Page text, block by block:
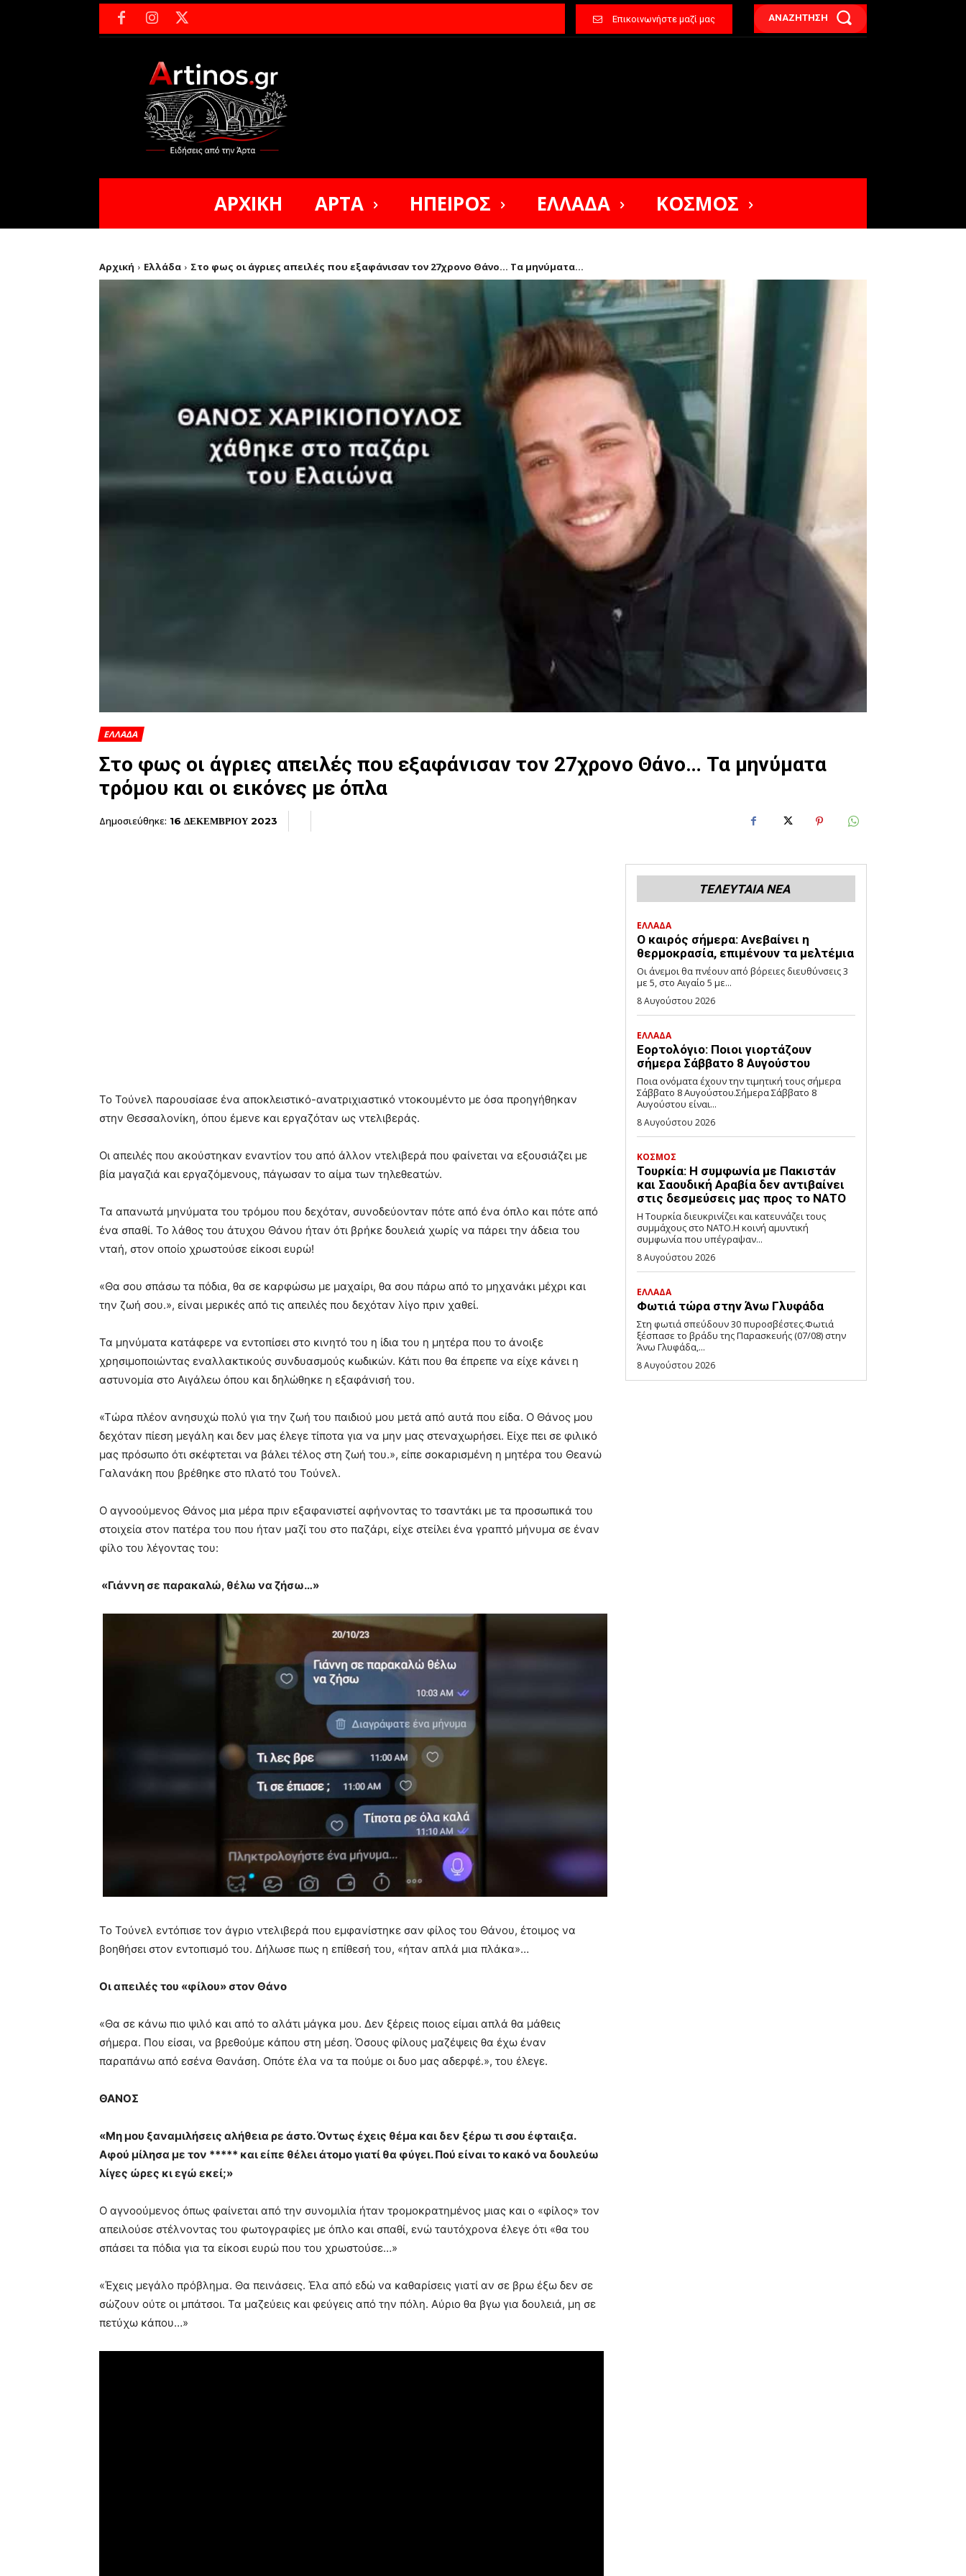
Επικοινωνήστε μαζί μας ΑΝΑΖΗΤΗΣΗ
ΑΡΧΙΚΗ ΑΡΤΑ ΗΠΕΙΡΟΣ ΕΛΛΑΔΑ ΚΟΣΜΟΣ
Αρχική Ελλάδα Στο φως οι άγριες απειλές που εξαφάνισαν τον 27χρονο Θάνο… Τα μηνύματα...
ΕΛΛΑΔΑ
Στο φως οι άγριες απειλές που εξαφάνισαν τον 27χρονο Θάνο… Τα μηνύματα
τρόμου και οι εικόνες με όπλα
Δημοσιεύθηκε: 16 ΔΕΚΕΜΒΡΙΟΥ 2023
Το Τούνελ παρουσίασε ένα αποκλειστικό-ανατριχιαστικό ντοκουμέντο με όσα προηγήθηκαν
στην Θεσσαλονίκη, όπου έμενε και εργαζόταν ως ντελιβεράς.
Οι απειλές που ακούστηκαν εναντίον του από άλλον ντελιβερά που φαίνεται να εξουσιάζει με
βία μαγαζιά και εργαζόμενους, πάγωσαν το αίμα των τηλεθεατών.
Τα απανωτά μηνύματα του τρόμου που δεχόταν, συνοδεύονταν πότε από ένα όπλο και πότε από
ένα σπαθί. Το λάθος του άτυχου Θάνου ήταν ότι βρήκε δουλειά χωρίς να πάρει την άδεια του
νταή, στον οποίο χρωστούσε είκοσι ευρώ!
«Θα σου σπάσω τα πόδια, θα σε καρφώσω με μαχαίρι, θα σου πάρω από το μηχανάκι μέχρι και
την ζωή σου.», είναι μερικές από τις απειλές που δεχόταν λίγο πριν χαθεί.
Τα μηνύματα κατάφερε να εντοπίσει στο κινητό του η ίδια του η μητέρα που το άνοιξε
χρησιμοποιώντας εναλλακτικούς συνδυασμούς κωδικών. Κάτι που θα έπρεπε να είχε κάνει η
αστυνομία στο Αιγάλεω όπου και δηλώθηκε η εξαφάνισή του.
«Τώρα πλέον ανησυχώ πολύ για την ζωή του παιδιού μου μετά από αυτά που είδα. Ο Θάνος μου
δεχόταν πίεση μεγάλη και δεν μας έλεγε τίποτα για να μην μας στεναχωρήσει. Είχε πει σε φιλικό
μας πρόσωπο ότι σκέφτεται να βάλει τέλος στη ζωή του.», είπε σοκαρισμένη η μητέρα του Θεανώ
Γαλανάκη που βρέθηκε στο πλατό του Τούνελ.
Ο αγνοούμενος Θάνος μια μέρα πριν εξαφανιστεί αφήνοντας το τσαντάκι με τα προσωπικά του
στοιχεία στον πατέρα του που ήταν μαζί του στο παζάρι, είχε στείλει ένα γραπτό μήνυμα σε έναν
φίλο του λέγοντας του:
«Γιάννη σε παρακαλώ, θέλω να ζήσω…»
Το Τούνελ εντόπισε τον άγριο ντελιβερά που εμφανίστηκε σαν φίλος του Θάνου, έτοιμος να
βοηθήσει στον εντοπισμό του. Δήλωσε πως η επίθεσή του, «ήταν απλά μια πλάκα»…
Οι απειλές του «φίλου» στον Θάνο
«Θα σε κάνω πιο ψιλό και από το αλάτι μάγκα μου. Δεν ξέρεις ποιος είμαι απλά θα μάθεις
σήμερα. Που είσαι, να βρεθούμε κάπου στη μέση. Όσους φίλους μαζέψεις θα έχω έναν
παραπάνω από εσένα Θανάση. Οπότε έλα να τα πούμε οι δυο μας αδερφέ.», του έλεγε.
ΘΑΝΟΣ
«Μη μου ξαναμιλήσεις αλήθεια ρε άστο. Όντως έχεις θέμα και δεν ξέρω τι σου έφταιξα.
Αφού μίλησα με τον ***** και είπε θέλει άτομο γιατί θα φύγει. Πού είναι το κακό να δουλεύω
λίγες ώρες κι εγώ εκεί;»
Ο αγνοούμενος όπως φαίνεται από την συνομιλία ήταν τρομοκρατημένος μιας και ο «φίλος» τον
απειλούσε στέλνοντας του φωτογραφίες με όπλο και σπαθί, ενώ ταυτόχρονα έλεγε ότι «θα του
σπάσει τα πόδια για τα είκοσι ευρώ που του χρωστούσε…»
«Έχεις μεγάλο πρόβλημα. Θα πεινάσεις. Έλα από εδώ να καθαρίσεις γιατί αν σε βρω έξω δεν σε
σώζουν ούτε οι μπάτσοι. Τα μαζεύεις και φεύγεις από την πόλη. Αύριο θα βγω για δουλειά, μη σε
πετύχω κάπου…»
ΤΕΛΕΥΤΑΙΑ ΝΕΑ
ΕΛΛΑΔΑ
Ο καιρός σήμερα: Ανεβαίνει η
θερμοκρασία, επιμένουν τα μελτέμια
Οι άνεμοι θα πνέουν από βόρειες διευθύνσεις 3
με 5, στο Αιγαίο 5 με...
8 Αυγούστου 2026
ΕΛΛΑΔΑ
Εορτολόγιο: Ποιοι γιορτάζουν
σήμερα Σάββατο 8 Αυγούστου
Ποια ονόματα έχουν την τιμητική τους σήμερα
Σάββατο 8 Αυγούστου.Σήμερα Σάββατο 8
Αυγούστου είναι...
8 Αυγούστου 2026
ΚΟΣΜΟΣ
Τουρκία: Η συμφωνία με Πακιστάν
και Σαουδική Αραβία δεν αντιβαίνει
στις δεσμεύσεις μας προς το ΝΑΤΟ
Η Τουρκία διευκρινίζει και κατευνάζει τους
συμμάχους στο ΝΑΤΟ.Η κοινή αμυντική
συμφωνία που υπέγραψαν...
8 Αυγούστου 2026
ΕΛΛΑΔΑ
Φωτιά τώρα στην Άνω Γλυφάδα
Στη φωτιά σπεύδουν 30 πυροσβέστες.Φωτιά
ξέσπασε το βράδυ της Παρασκευής (07/08) στην
Άνω Γλυφάδα,...
8 Αυγούστου 2026